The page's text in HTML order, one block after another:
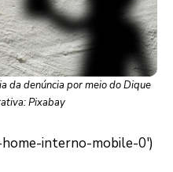
da denúncia por meio do Dique
Pixabay